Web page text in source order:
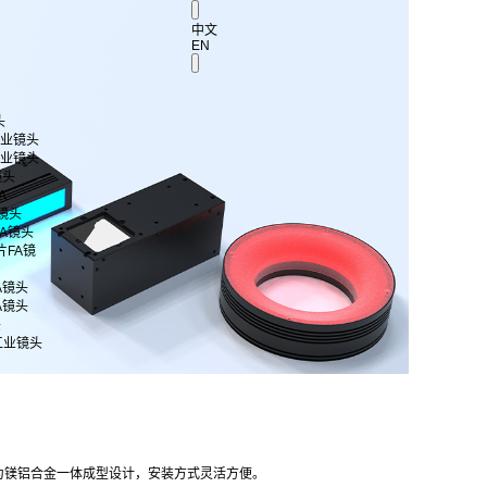
镜头
镜头
头
镜头
FA镜
头
头
业镜头
中文
EN
铝合金一体成型设计，安装方式灵活方便。